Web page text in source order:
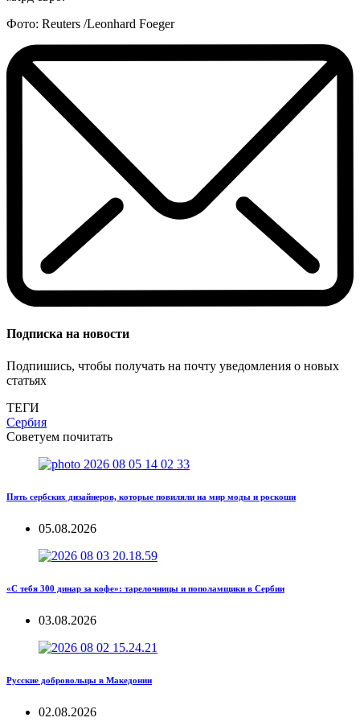
Фото: Reuters /Leonhard Foeger
Подписка на новости
Подпишись, чтобы получать на почту уведомления о новых
статьях
ТЕГИ
Сербия
Советуем почитать
Пять сербских дизайнеров, которые повиляли на мир моды и роскоши
05.08.2026
«С тебя 300 динар за кофе»: тарелочницы и пополамщики в Сербии
03.08.2026
Русские добровольцы в Македонии
02.08.2026